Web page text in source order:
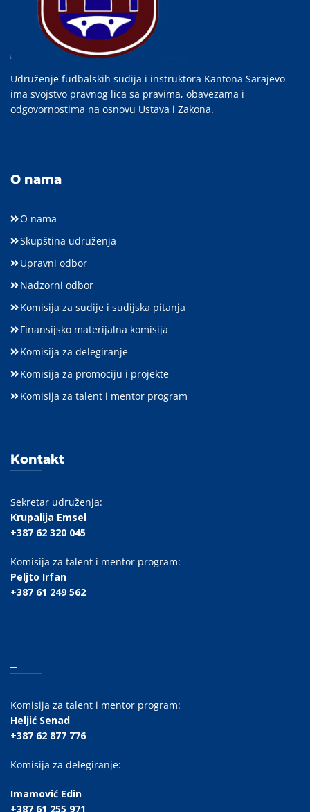
Udruženje fudbalskih sudija i instruktora Kantona Sarajevo
ima svojstvo pravnog lica sa pravima, obavezama i
odgovornostima na osnovu Ustava i Zakona.
O nama
O nama
Skupština udruženja
Upravni odbor
Nadzorni odbor
Komisija za sudije i sudijska pitanja
Finansijsko materijalna komisija
Komisija za delegiranje
Komisija za promociju i projekte
Komisija za talent i mentor program
Kontakt
Sekretar udruženja:
Krupalija Emsel
+387 62 320 045
Komisija za talent i mentor program:
Peljto Irfan
+387 61 249 562
Komisija za talent i mentor program:
Heljić Senad
+387 62 877 776
Komisija za delegiranje:
Imamović Edin
+387 61 255 971